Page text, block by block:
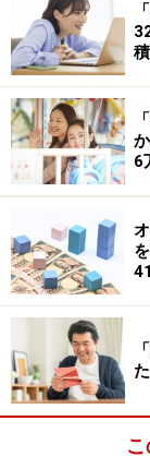
にもっと資金
答。
その理由とし
ら。子どもが3
どもたちと旅行
「老後資
じている」
現役時代は、
目標にしてい
「子どもを大学
多くなかった
6